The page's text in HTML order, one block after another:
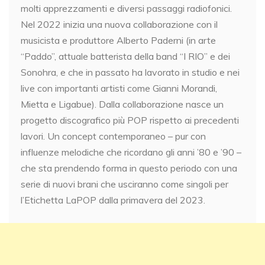
molti apprezzamenti e diversi passaggi radiofonici.
Nel 2022 inizia una nuova collaborazione con il
musicista e produttore Alberto Paderni (in arte
“Paddo”, attuale batterista della band “I RIO” e dei
Sonohra, e che in passato ha lavorato in studio e nei
live con importanti artisti come Gianni Morandi,
Mietta e Ligabue). Dalla collaborazione nasce un
progetto discografico più POP rispetto ai precedenti
lavori. Un concept contemporaneo – pur con
influenze melodiche che ricordano gli anni ’80 e ’90 –
che sta prendendo forma in questo periodo con una
serie di nuovi brani che usciranno come singoli per
l’Etichetta LaPOP dalla primavera del 2023.